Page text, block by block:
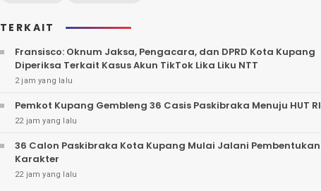
TERKAIT
Fransisco: Oknum Jaksa, Pengacara, dan DPRD Kota Kupang
Diperiksa Terkait Kasus Akun TikTok Lika Liku NTT
2 jam yang lalu
Pemkot Kupang Gembleng 36 Casis Paskibraka Menuju HUT RI
22 jam yang lalu
36 Calon Paskibraka Kota Kupang Mulai Jalani Pembentukan
Karakter
22 jam yang lalu